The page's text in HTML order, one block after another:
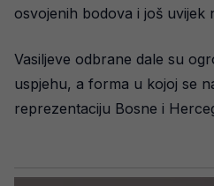
osvojenih bodova i još uvijek
Vasiljeve odbrane dale su
uspjehu, a forma u kojoj se
reprezentaciju Bosne i